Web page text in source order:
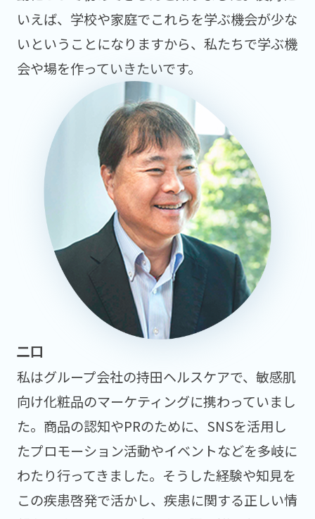
いえば、学校や家庭でこれらを学ぶ機会が少な
いということになりますから、私たちで学ぶ機
会や場を作っていきたいです。
私はグループ会社の持田ヘルスケアで、敏感肌
向け化粧品のマーケティングに携わっていまし
た。商品の認知やPRのために、SNSを活用し
たプロモーション活動やイベントなどを多岐に
わたり行ってきました。そうした経験や知見を
この疾患啓発で活かし、疾患に関する正しい情